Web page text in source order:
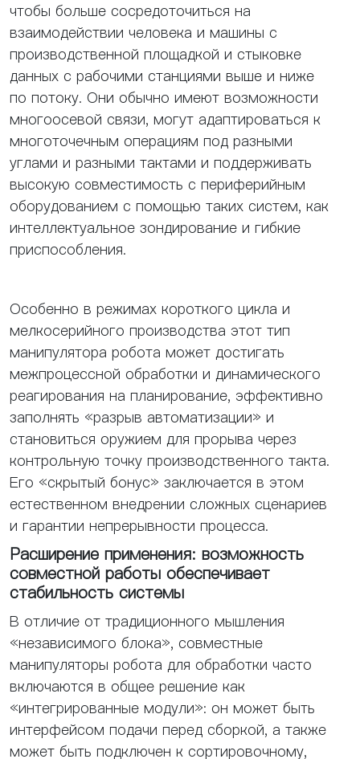
чтобы больше сосредоточиться на
взаимодействии человека и машины с
производственной площадкой и стыковке
данных с рабочими станциями выше и ниже
по потоку. Они обычно имеют возможности
многоосевой связи, могут адаптироваться к
многоточечным операциям под разными
углами и разными тактами и поддерживать
высокую совместимость с периферийным
оборудованием с помощью таких систем, как
интеллектуальное зондирование и гибкие
приспособления.
Особенно в режимах короткого цикла и
мелкосерийного производства этот тип
манипулятора робота может достигать
межпроцессной обработки и динамического
реагирования на планирование, эффективно
заполнять «разрыв автоматизации» и
становиться оружием для прорыва через
контрольную точку производственного такта.
Его «скрытый бонус» заключается в этом
естественном внедрении сложных сценариев
и гарантии непрерывности процесса.
Расширение применения: возможность
совместной работы обеспечивает
стабильность системы
В отличие от традиционного мышления
«независимого блока», совместные
манипуляторы робота для обработки часто
включаются в общее решение как
«интегрированные модули»: он может быть
интерфейсом подачи перед сборкой, а также
может быть подключен к сортировочному,